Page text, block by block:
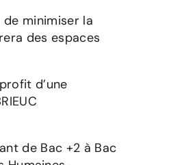
minimiser la
des espaces
d’une
de Bac +2 à Bac